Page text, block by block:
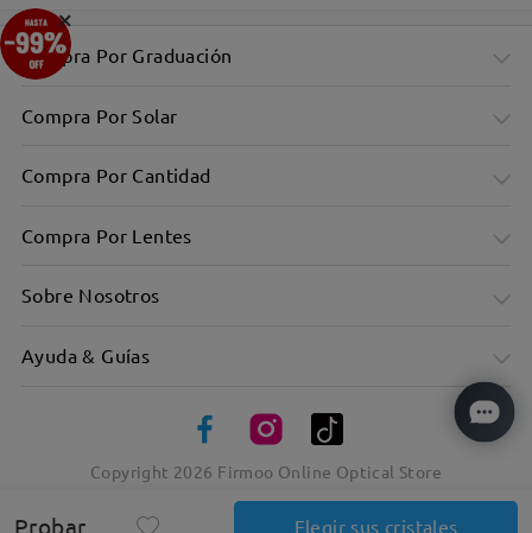
Probar Elegir sus cristales
Compra Por Graduación
Compra Por Solar
Compra Por Cantidad
Compra Por Lentes
Sobre Nosotros
Ayuda & Guías
Copyright 2026 Firmoo Online Optical Store
×